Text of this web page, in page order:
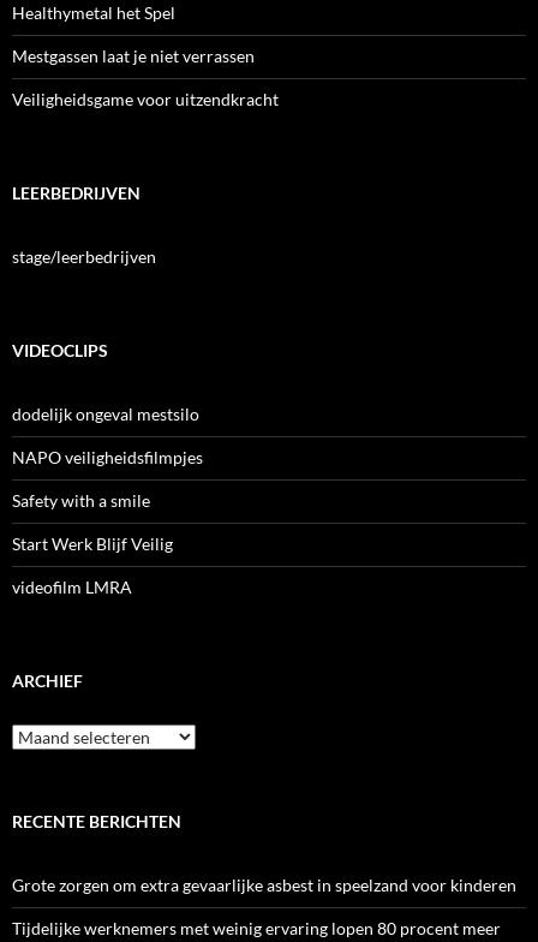
Healthymetal het Spel
Mestgassen laat je niet verrassen
Veiligheidsgame voor uitzendkracht
LEERBEDRIJVEN
stage/leerbedrijven
VIDEOCLIPS
dodelijk ongeval mestsilo
NAPO veiligheidsfilmpjes
Safety with a smile
Start Werk Blijf Veilig
videofilm LMRA
ARCHIEF
Archief
RECENTE BERICHTEN
Grote zorgen om extra gevaarlijke asbest in speelzand voor kinderen
Tijdelijke werknemers met weinig ervaring lopen 80 procent meer